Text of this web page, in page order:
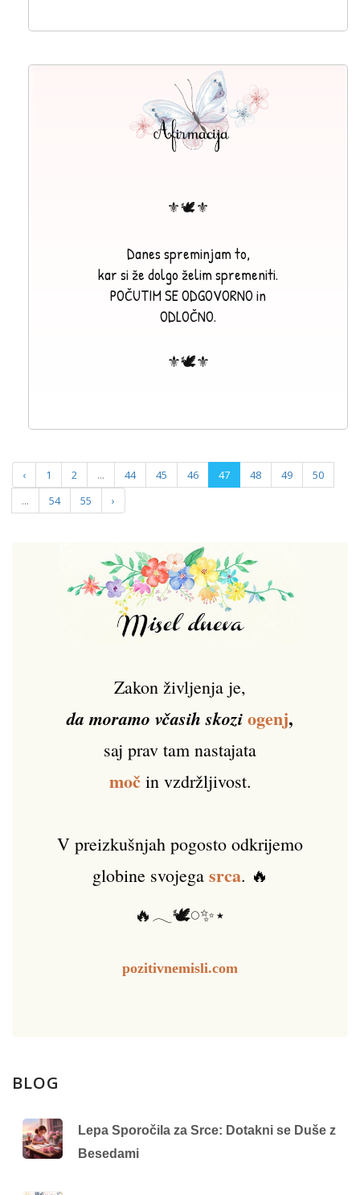
⚜🕊⚜
Danes spreminjam to,
kar si že dolgo želim spremeniti.
POČUTIM SE ODGOVORNO in
ODLOČNO.
⚜🕊⚜
‹ 1 2 ... 44 45 46 47 48 49
50
...
54 55 ›
Zakon življenja je,
da moramo včasih skoziogenj,
saj prav tam nastajata
močin vzdržljivost.
V preizkušnjah pogosto odkrijemo
globine svojega srca. 🔥
🔥𓂃🕊️𓏸✨⋆
pozitivnemisli.com
BLOG
Lepa Sporočila za Srce: Dotakni se Duše z
Besedami